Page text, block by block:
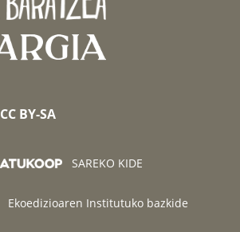
CC BY-SA
SAREKO KIDE
Ekoedizioaren Institutuko bazkide